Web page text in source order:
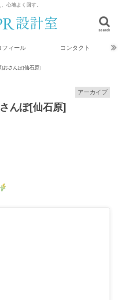
心地よく回す。
search
フィール コンタクト
おさんぽ[仙石原]
アーカイブ
んぽ[仙石原]